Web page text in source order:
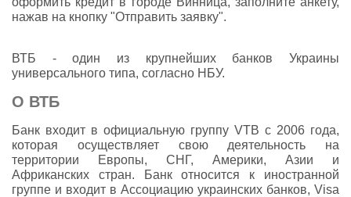
нажав на кнопку "Отправить заявку".
ВТБ - один из крупнейших банков Украины
универсального типа, согласно НБУ.
О ВТБ
Банк входит в официальную группу VTB с 2006 года,
которая осуществляет свою деятельность на
территории Европы, СНГ, Америки, Азии и
Африканских стран. Банк относится к иностранной
группе и входит в Ассоциацию украинских банков, Visa